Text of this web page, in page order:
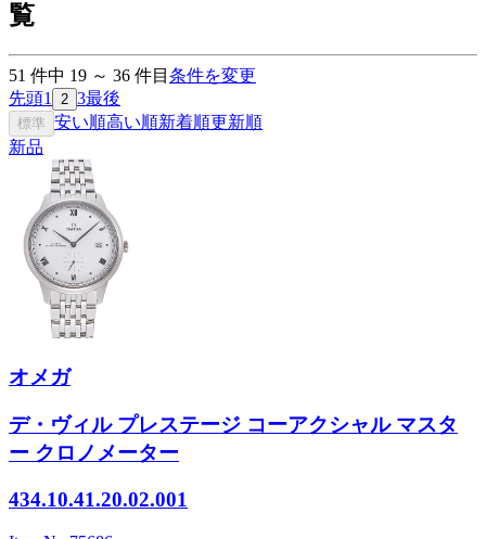
覧
51 件中 19 ～ 36 件目 条件を変更
先頭1 2 3最後
標準 安い順高い順新着順更新順
新品
オメガ
デ・ヴィル プレステージ コーアクシャル マスタ
ー クロノメーター
434.10.41.20.02.001